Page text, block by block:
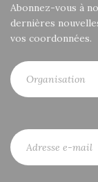
Abonnez-vous à
dernières
vos coordonnées.